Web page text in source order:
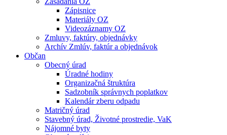
Zápisnice
Materiály OZ
Videozáznamy OZ
Zmluvy, faktúry, objednávky
Archív Zmlúv, faktúr a objednávok
Občan
Obecný úrad
Úradné hodiny
Organizačná štruktúra
Sadzobník správnych poplatkov
Kalendár zberu odpadu
Matričný úrad
Stavebný úrad, Životné prostredie, VaK
Nájomné byty